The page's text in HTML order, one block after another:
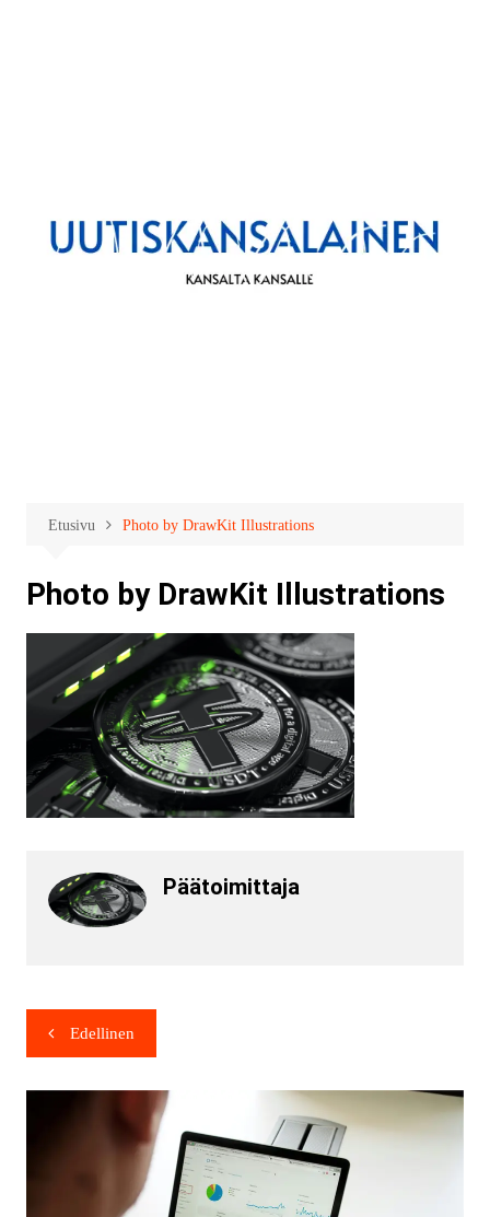
Etusivu Photo by DrawKit Illustrations
Photo by DrawKit Illustrations
Päätoimittaja
Edellinen